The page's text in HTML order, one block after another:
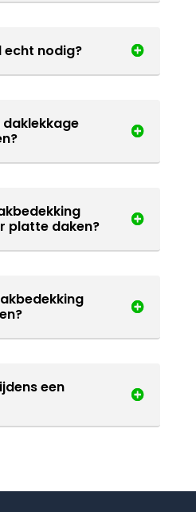
echt nodig?
daklekkage
platte daken?
een